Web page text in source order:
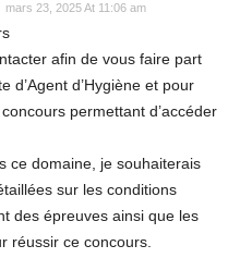
mars 23, 2025 At 11:06 am
afin de vous faire part
d’Agent d’Hygiène et pour
permettant d’accéder
ce domaine, je souhaiterais
sur les conditions
des épreuves ainsi que les
réussir ce concours.